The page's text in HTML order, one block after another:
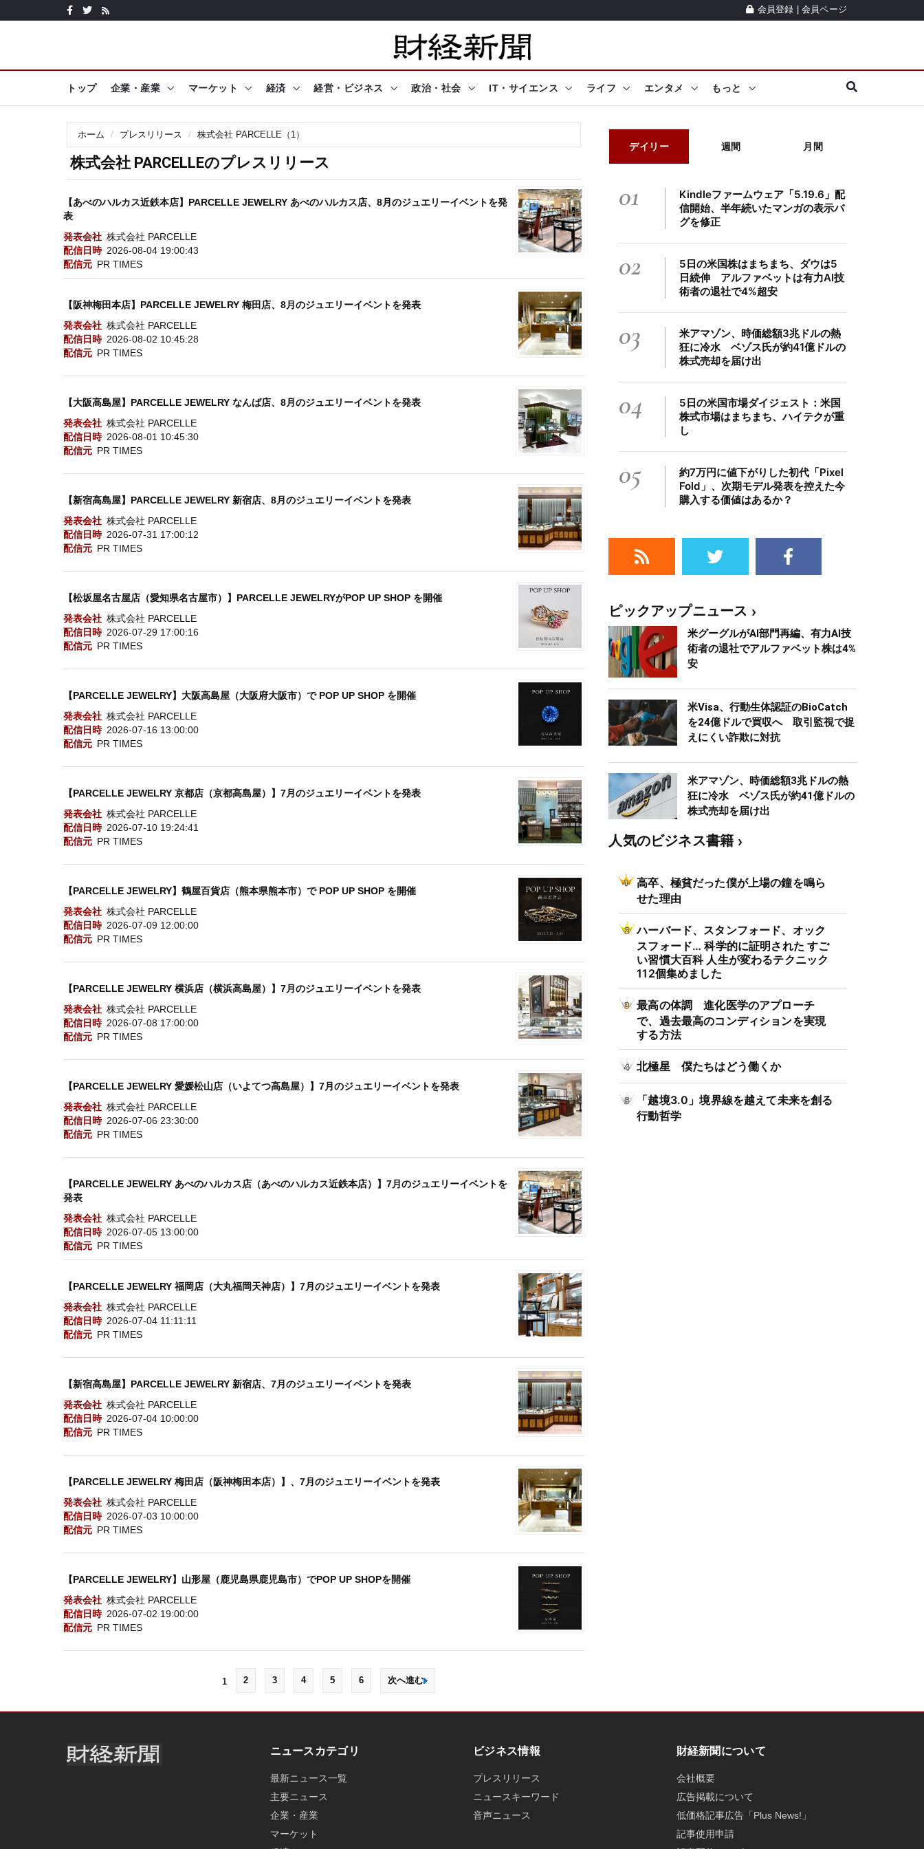
会員登録 会員ページ
トップ 企業・産業 マーケット 経済 経営・ビジネス 政治・社会 IT・サイエンス ライフ エンタメ もっと
ホーム プレスリリース 株式会社 PARCELLE（1）
株式会社 PARCELLEのプレスリリース
【あべのハルカス近鉄本店】PARCELLE JEWELRY あべのハルカス店、8月のジュエリーイベントを発
表
発表会社 株式会社 PARCELLE
配信日時 2026-08-04 19:00:43
配信元 PR TIMES
【阪神梅田本店】PARCELLE JEWELRY 梅田店、8月のジュエリーイベントを発表
発表会社 株式会社 PARCELLE
配信日時 2026-08-02 10:45:28
配信元 PR TIMES
【大阪高島屋】PARCELLE JEWELRY なんば店、8月のジュエリーイベントを発表
発表会社 株式会社 PARCELLE
配信日時 2026-08-01 10:45:30
配信元 PR TIMES
【新宿高島屋】PARCELLE JEWELRY 新宿店、8月のジュエリーイベントを発表
発表会社 株式会社 PARCELLE
配信日時 2026-07-31 17:00:12
配信元 PR TIMES
【松坂屋名古屋店（愛知県名古屋市）】PARCELLE JEWELRYがPOP UP SHOP を開催
発表会社 株式会社 PARCELLE
配信日時 2026-07-29 17:00:16
配信元 PR TIMES
【PARCELLE JEWELRY】大阪高島屋（大阪府大阪市）で POP UP SHOP を開催
発表会社 株式会社 PARCELLE
配信日時 2026-07-16 13:00:00
配信元 PR TIMES
【PARCELLE JEWELRY 京都店（京都高島屋）】7月のジュエリーイベントを発表
発表会社 株式会社 PARCELLE
配信日時 2026-07-10 19:24:41
配信元 PR TIMES
【PARCELLE JEWELRY】鶴屋百貨店（熊本県熊本市）で POP UP SHOP を開催
発表会社 株式会社 PARCELLE
配信日時 2026-07-09 12:00:00
配信元 PR TIMES
【PARCELLE JEWELRY 横浜店（横浜高島屋）】7月のジュエリーイベントを発表
発表会社 株式会社 PARCELLE
配信日時 2026-07-08 17:00:00
配信元 PR TIMES
【PARCELLE JEWELRY 愛媛松山店（いよてつ高島屋）】7月のジュエリーイベントを発表
発表会社 株式会社 PARCELLE
配信日時 2026-07-06 23:30:00
配信元 PR TIMES
【PARCELLE JEWELRY あべのハルカス店（あべのハルカス近鉄本店）】7月のジュエリーイベントを
発表
発表会社 株式会社 PARCELLE
配信日時 2026-07-05 13:00:00
配信元 PR TIMES
【PARCELLE JEWELRY 福岡店（大丸福岡天神店）】7月のジュエリーイベントを発表
発表会社 株式会社 PARCELLE
配信日時 2026-07-04 11:11:11
配信元 PR TIMES
【新宿高島屋】PARCELLE JEWELRY 新宿店、7月のジュエリーイベントを発表
発表会社 株式会社 PARCELLE
配信日時 2026-07-04 10:00:00
配信元 PR TIMES
【PARCELLE JEWELRY 梅田店（阪神梅田本店）】、7月のジュエリーイベントを発表
発表会社 株式会社 PARCELLE
配信日時 2026-07-03 10:00:00
配信元 PR TIMES
【PARCELLE JEWELRY】山形屋（鹿児島県鹿児島市）でPOP UP SHOPを開催
発表会社 株式会社 PARCELLE
配信日時 2026-07-02 19:00:00
配信元 PR TIMES
1 2 3 4 5 6 次へ進む
デイリー 週間 月間
01
Kindleファームウェア「5.19.6」配
信開始、半年続いたマンガの表示バ
グを修正
02
5日の米国株はまちまち、ダウは5
日続伸 アルファベットは有力AI技
術者の退社で4%超安
03
米アマゾン、時価総額3兆ドルの熱
狂に冷水 ベゾス氏が約41億ドルの
株式売却を届け出
04
5日の米国市場ダイジェスト：米国
株式市場はまちまち、ハイテクが重
し
05
約7万円に値下がりした初代「Pixel
Fold」、次期モデル発表を控えた今
購入する価値はあるか？
ピックアップニュース
米グーグルがAI部門再編、有力AI技
術者の退社でアルファベット株は4%
安
米Visa、行動生体認証のBioCatch
を24億ドルで買収へ 取引監視で捉
えにくい詐欺に対抗
米アマゾン、時価総額3兆ドルの熱
狂に冷水 ベゾス氏が約41億ドルの
株式売却を届け出
人気のビジネス書籍
高卒、極貧だった僕が上場の鐘を鳴ら
せた理由
ハーバード、スタンフォード、オック
スフォード… 科学的に証明された すご
い習慣大百科 人生が変わるテクニック
112個集めました
最高の体調 進化医学のアプローチ
で、過去最高のコンディションを実現
する方法
北極星 僕たちはどう働くか
「越境3.0」境界線を越えて未来を創る
行動哲学
ニュースカテゴリ
最新ニュース一覧
主要ニュース
企業・産業
マーケット
ビジネス情報
プレスリリース
ニュースキーワード
音声ニュース
財経新聞について
会社概要
広告掲載について
低価格記事広告「Plus News!」
記事使用申請